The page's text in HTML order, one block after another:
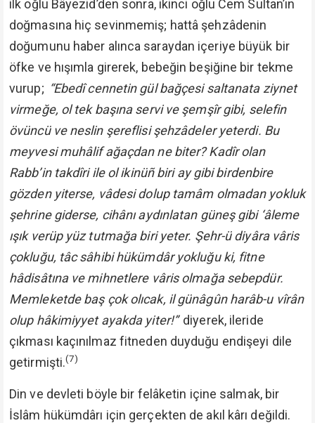
ilk oğlu Bâyezid’den sonra, ikinci oğlu Cem Sultan’ın
doğmasına hiç sevinmemiş; hattâ şehzâdenin
doğumunu haber alınca saraydan içeriye büyük bir
öfke ve hışımla girerek, bebeğin beşiğine bir tekme
vurup; “Ebedî cennetin gül bağçesi saltanata ziynet
virmeğe, ol tek başına servi ve şemşîr gibi, selefin
övüncü ve neslin şereflisi şehzâdeler yeterdi. Bu
meyvesi muhâlif ağaçdan ne biter? Kadîr olan
Rabb’in takdîri ile ol ikinüñ biri ay gibi birdenbire
gözden yiterse, vâdesi dolup tamâm olmadan yokluk
şehrine giderse, cihânı aydınlatan güneş gibi ‘âleme
ışık verüp yüz tutmağa biri yeter. Şehr-ü diyâra vâris
çokluğu, tâc sâhibi hükümdâr yokluğu ki, fitne
hâdisâtına ve mihnetlere vâris olmağa sebepdür.
Memleketde baş çok olıcak, il günâgûn harâb-u vîrân
olup hâkimiyyet ayakda yiter!” diyerek, ileride
çıkması kaçınılmaz fitneden duyduğu endişeyi dile
getirmişti.(7)
Din ve devleti böyle bir felâketin içine salmak, bir
İslâm hükümdârı için gerçekten de akıl kârı değildi.